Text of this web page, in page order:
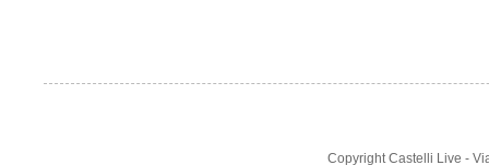
Copyright Castelli Live -